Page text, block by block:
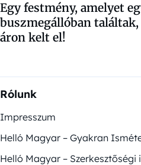
Egy festmény, amelyet
buszmegállóban
áron kelt el!
Rólunk
Impresszum
Helló Magyar – Gyakran
Helló Magyar – Szerkesztőségi